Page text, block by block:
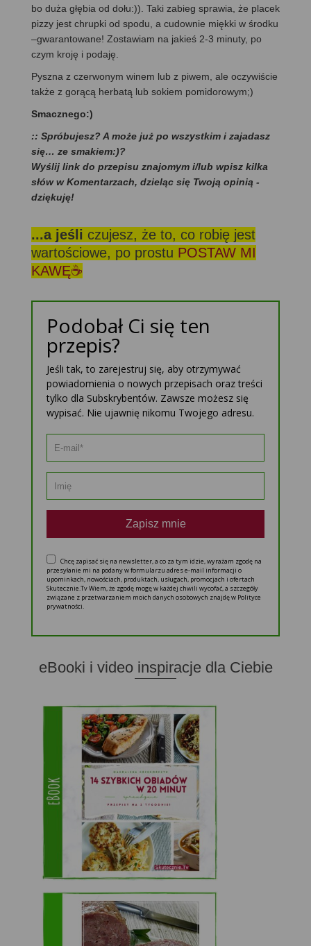
bo duża głębia od dołu:)). Taki zabieg sprawia, że placek
pizzy jest chrupki od spodu, a cudownie miękki w środku
–gwarantowane! Zostawiam na jakieś 2-3 minuty, po
czym kroję i podaję.
Pyszna z czerwonym winem lub z piwem, ale oczywiście
także z gorącą herbatą lub sokiem pomidorowym;)
Smacznego:)
:: Spróbujesz? A może już po wszystkim i zajadasz
się… ze smakiem:)?
Wyślij link do przepisu znajomym i/lub wpisz kilka
słów w Komentarzach, dzieląc się Twoją opinią -
dziękuję!
...a jeśli czujesz, że to, co robię jest
wartościowe, po prostu POSTAW MI
KAWĘ☕
Podobał Ci się ten
przepis?
Jeśli tak, to zarejestruj się, aby otrzymywać
powiadomienia o nowych przepisach oraz treści
tylko dla Subskrybentów. Zawsze możesz się
wypisać. Nie ujawnię nikomu Twojego adresu.
Zapisz mnie
Chcę zapisać się na newsletter, a co za tym idzie, wyrażam zgodę na
przesyłanie mi na podany w formularzu adres e-mail informacji o
upominkach, nowościach, produktach, usługach, promocjach i ofertach
Skutecznie.Tv Wiem, że zgodę mogę w każdej chwili wycofać, a szczegóły
związane z przetwarzaniem moich danych osobowych znajdę w Polityce
prywatności.
eBooki i video inspiracje dla Ciebie